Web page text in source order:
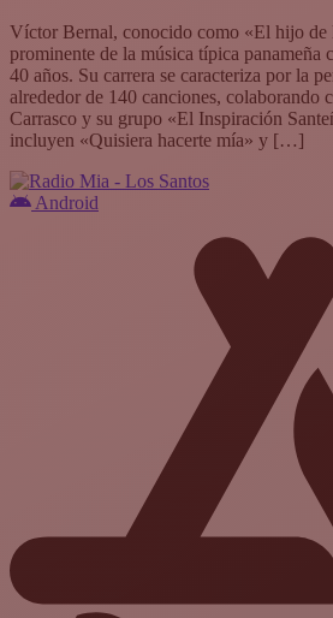
Víctor Bernal, conocido como «El hijo de
prominente de la música típica panameña
40 años. Su carrera se caracteriza por la
alrededor de 140 canciones, colaborando
Carrasco y su grupo «El Inspiración
incluyen «Quisiera hacerte mía» y […]
Android